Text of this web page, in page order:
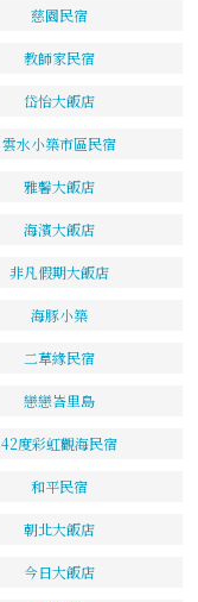
慈園民宿
教師家民宿
岱怡大飯店
雲水小築市區民宿
雅馨大飯店
海濱大飯店
非凡假期大飯店
海豚小築
二草緣民宿
戀戀峇里島
42度彩虹觀海民宿
和平民宿
朝北大飯店
今日大飯店